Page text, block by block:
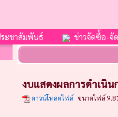
ะชาสัมพันธ์ ข่าวจัดซื้อ-จั
งบแสดงผลการดำเนิ
ดาวน์โหลดไฟล์ ขนาดไฟล์